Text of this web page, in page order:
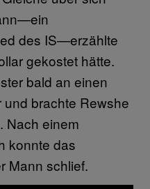
des IS—erzählte
gekostet hätte.
bald an einen
brachte Rewshe
Nach einem
konnte das
Mann schlief.